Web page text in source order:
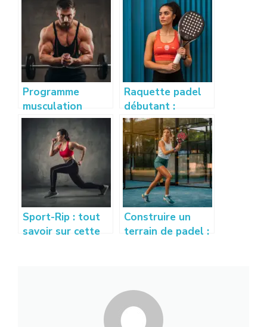
Programme
musculation
débutant : guide
complet pour se
muscler
efficacement
Raquette padel
débutant :
comment bien
choisir sa
première
raquette ?
Sport-Rip : tout
savoir sur cette
Construire un
terrain de padel :